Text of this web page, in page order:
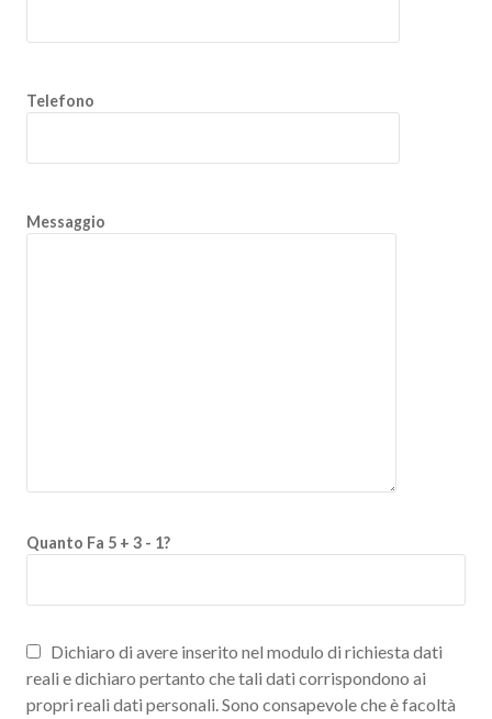
Telefono
Messaggio
Quanto Fa 5 + 3 - 1?
Dichiaro di avere inserito nel modulo di richiesta dati
reali e dichiaro pertanto che tali dati corrispondono ai
propri reali dati personali. Sono consapevole che è facoltà